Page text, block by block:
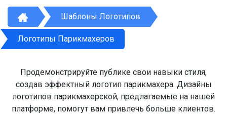
Шаблоны Логотипов
Логотипы Парикмахеров
Продемонстрируйте публике свои навыки стиля,
создав эффектный логотип парикмахера. Дизайны
логотипов парикмахерской, предлагаемые на нашей
платформе, помогут вам привлечь больше клиентов.